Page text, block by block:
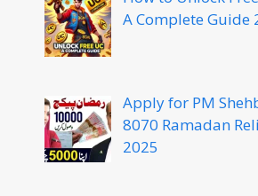
A Complete Guide
Apply for PM
8070 Ramadan
2025